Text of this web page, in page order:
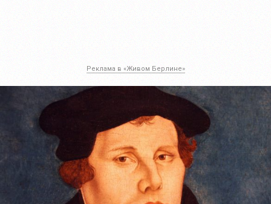
Реклама в «Живом Берлине»